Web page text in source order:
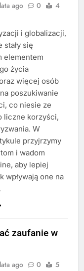
ago 0
4
i globalizacji,
stały się
elementem
życia
więcej osób
poszukiwanie
co niesie ze
liczne korzyści,
W
przyjrzymy
i wadom
aby lepiej
wpływają one na
zaufanie w
ago 0
5